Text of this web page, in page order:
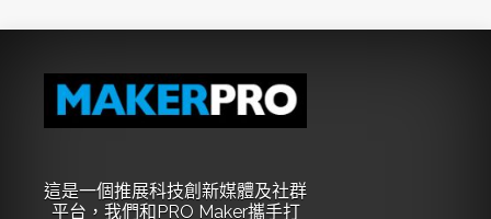
這是一個推展科技創新媒體及社群
平台，我們和PRO Maker攜手打